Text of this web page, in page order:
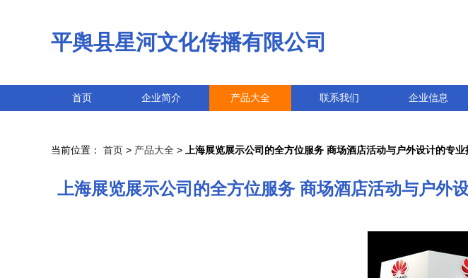
平舆县星河文化传播有限公司
首页 企业简介 产品大全 联系我们 企业信息
当前位置： 首页 > 产品大全 > 上海展览展示公司的全方位服务 商场酒店活动与户外设计的
上海展览展示公司的全方位服务 商场酒店活动与户